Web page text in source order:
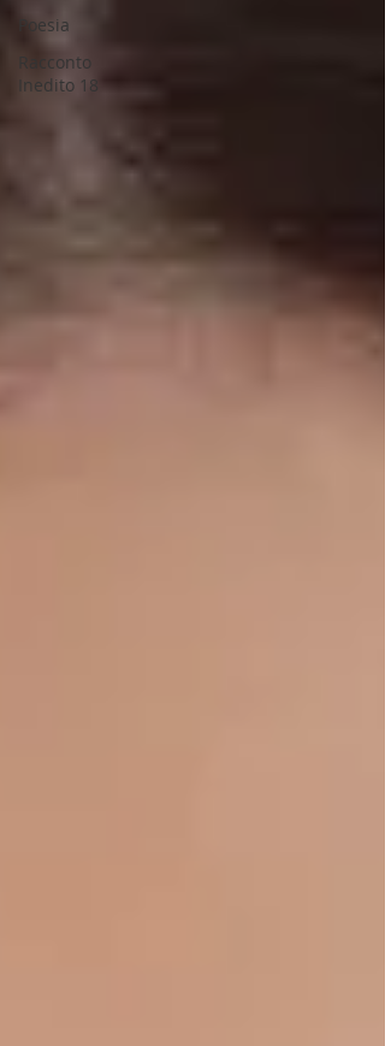
Poesia
Racconto
Inedito 18